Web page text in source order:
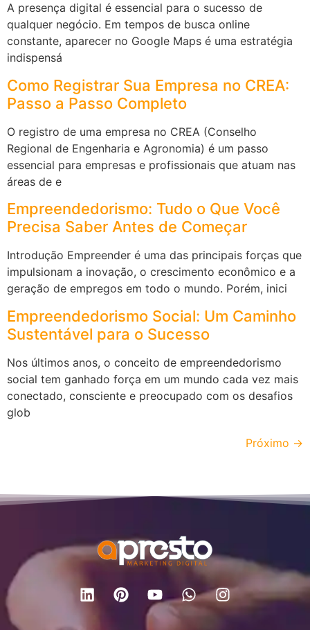
A presença digital é essencial para o sucesso de
qualquer negócio. Em tempos de busca online
constante, aparecer no Google Maps é uma estratégia
indispensá
Como Registrar Sua Empresa no CREA:
Passo a Passo Completo
O registro de uma empresa no CREA (Conselho
Regional de Engenharia e Agronomia) é um passo
essencial para empresas e profissionais que atuam nas
áreas de e
Empreendedorismo: Tudo o Que Você
Precisa Saber Antes de Começar
Introdução Empreender é uma das principais forças que
impulsionam a inovação, o crescimento econômico e a
geração de empregos em todo o mundo. Porém, inici
Empreendedorismo Social: Um Caminho
Sustentável para o Sucesso
Nos últimos anos, o conceito de empreendedorismo
social tem ganhado força em um mundo cada vez mais
conectado, consciente e preocupado com os desafios
glob
Próximo →